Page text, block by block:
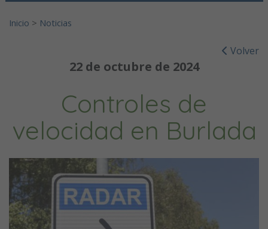
Inicio > Noticias
Volver
22 de octubre de 2024
Controles de
velocidad en Burlada